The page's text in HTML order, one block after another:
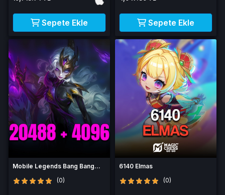
Sepete Ekle Sepete Ekle
Mobile Legends Bang Bang
(0)
6140 Elmas
(0)